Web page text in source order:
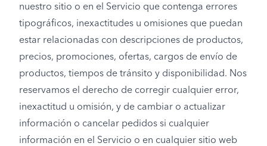
nuestro sitio o en el Servicio que contenga errores
tipográficos, inexactitudes u omisiones que puedan
estar relacionadas con descripciones de productos,
precios, promociones, ofertas, cargos de envío de
productos, tiempos de tránsito y disponibilidad. Nos
reservamos el derecho de corregir cualquier error,
inexactitud u omisión, y de cambiar o actualizar
información o cancelar pedidos si cualquier
información en el Servicio o en cualquier sitio web